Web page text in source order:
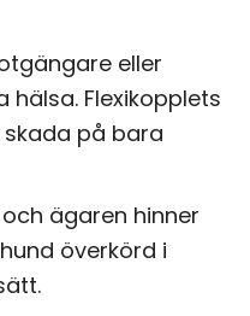
eller
hälsa. Flexikopplets
på bara
ägaren hinner
överkörd i